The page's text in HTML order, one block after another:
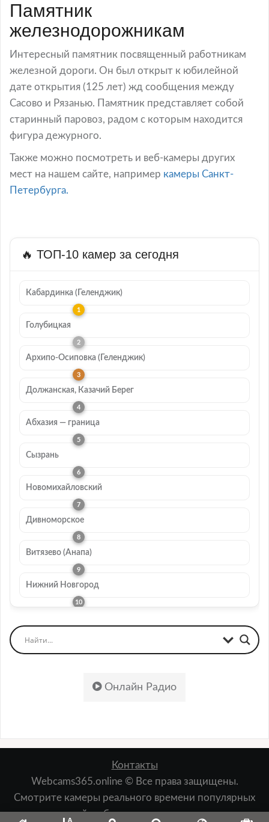
Памятник
железнодорожникам
Интересный памятник посвященный работникам
железной дороги. Он был открыт к юбилейной
дате открытия (125 лет) жд сообщения между
Сасово и Рязанью. Памятник представляет собой
старинный паровоз, радом с которым находится
фигура дежурного.
Также можно посмотреть и веб-камеры других
мест на нашем сайте, например камеры Санкт-
Петербурга.
🔥 ТОП-10 камер за сегодня
Кабардинка (Геленджик)
Голубицкая
Архипо-Осиповка (Геленджик)
Должанская, Казачий Берег
Абхазия — граница
Сызрань
Новомихайловский
Дивноморское
Витязево (Анапа)
Нижний Новгород
Онлайн Радио
Контакты
Webcams365.online © Все права защищены.
Смотрите камеры реального времени популярных
мест: пляжей, набережных, лыжных курортов,